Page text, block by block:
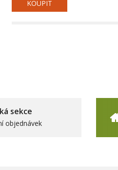
KOUPIT
sekce
objednávek